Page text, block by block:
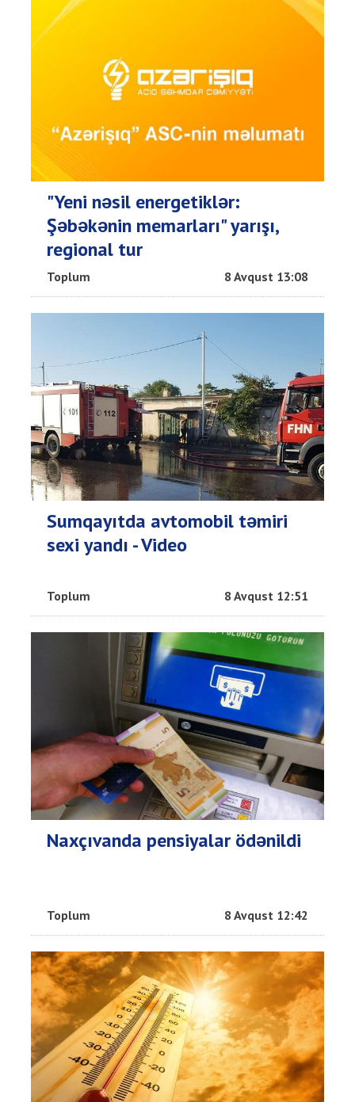
"Yeni nəsil energetiklər:
Şəbəkənin memarları" yarışı,
regional tur
Toplum 8 Avqust 13:08
Sumqayıtda avtomobil təmiri
sexi yandı - Video
Toplum 8 Avqust 12:51
Naxçıvanda pensiyalar ödənildi
Toplum 8 Avqust 12:42